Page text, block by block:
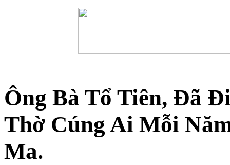
Ông Bà Tổ Tiên, Đã
Thờ Cúng Ai Mỗi
Ma.